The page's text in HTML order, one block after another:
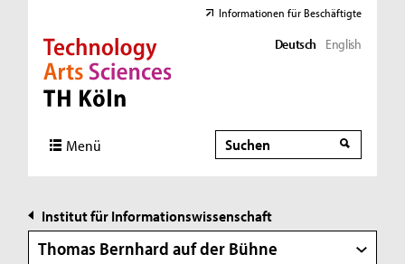
Direkt zur Hauptnavigation
Direkt zur Subnavigation
Direkt zum Inhalt
Direkt zum Fußbereich
Informationen für Beschäftigte
Deutsch English
Menü Suche
Suche
Institut für Informationswissenschaft
Thomas Bernhard auf der Bühne